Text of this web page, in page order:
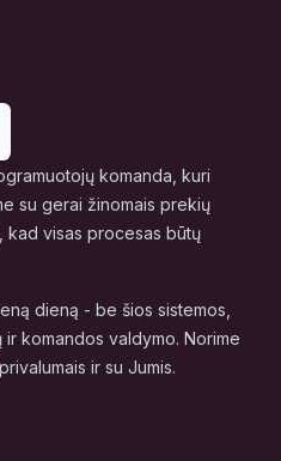
komanda, kuri
su gerai žinomais prekių
kad visas procesas būtų
dieną - be šios sistemos,
komandos valdymo. Norime
ir su Jumis.